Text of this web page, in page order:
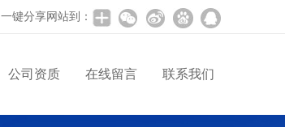
一键分享网站到：
公司资质 在线留言 联系我们